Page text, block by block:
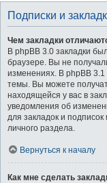
Подписки и
Чем закладки
В phpBB 3.0 закладки
браузере. Вы не
изменениях. В phpBB
темы. Вы можете
находящейся у вас в
уведомления об
для закладок и
личного раздела.
Вернуться к началу
Как мне сделать